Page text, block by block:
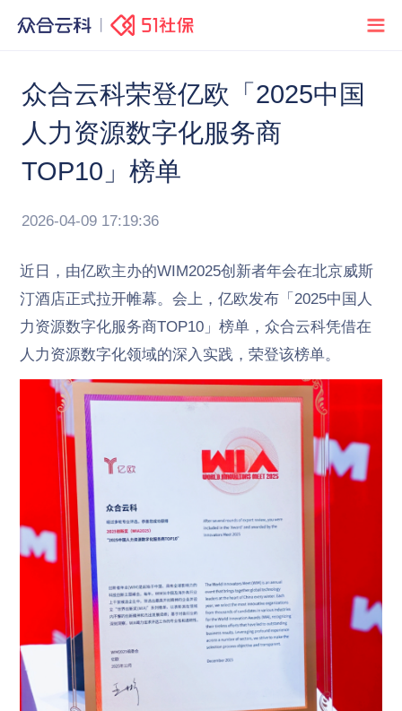
众合云科荣登亿欧「2025中国
人力资源数字化服务商
TOP10」榜单
2026-04-09 17:19:36
近日，由亿欧主办的WIM2025创新者年会在北京威斯
汀酒店正式拉开帷幕。会上，亿欧发布「2025中国人
力资源数字化服务商TOP10」榜单，众合云科凭借在
人力资源数字化领域的深入实践，荣登该榜单。